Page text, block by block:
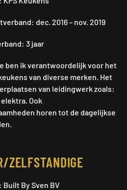
dec. 2016 – nov. 2019
3 jaar
ben ik verantwoordelijk voor het
van diverse merken. Het
van leidingwerk zoals:
Ook
horen tot de dagelijkse
ZELFSTANDIGE
By Sven BV